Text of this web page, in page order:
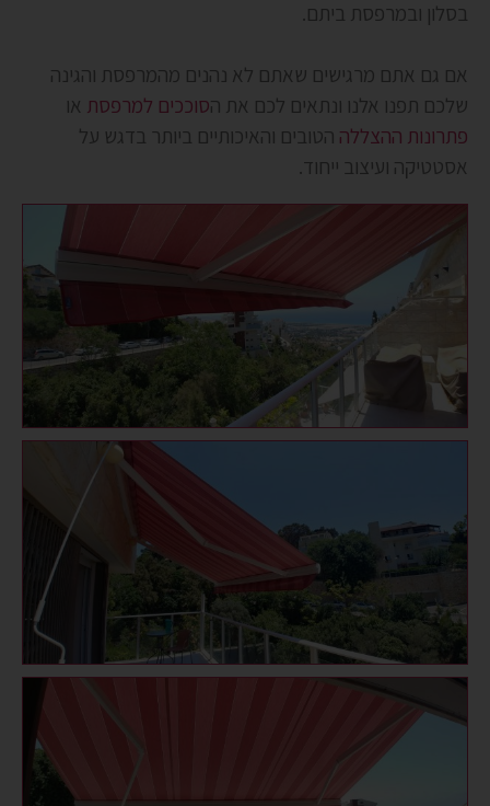
בסלון ובמרפסת ביתם.
אם גם אתם מרגישים שאתם לא נהנים מהמרפסת והגינה
שלכם תפנו אלנו ונתאים לכם את הסוככים למרפסת או
פתרונות ההצללה הטובים והאיכותיים ביותר בדגש על
אסטטיקה ועיצוב ייחוד.